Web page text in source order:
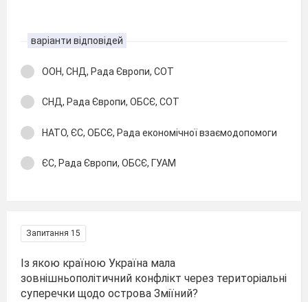
варіанти відповідей
ООН, СНД, Рада Європи, СОТ
СНД, Рада Європи, ОБСЄ, СОТ
НАТО, ЄС, ОБСЄ, Рада економічної взаємодопомоги
ЄС, Рада Європи, ОБСЄ, ГУАМ
Запитання 15
Із якою країною Україна мала
зовнішньополітичний конфлікт через територіальні
суперечки щодо острова Зміїний?